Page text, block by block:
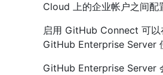
Cloud 上的企业帐户之间配
启用 GitHub Connect 可
GitHub Enterprise Server
GitHub Enterprise Server